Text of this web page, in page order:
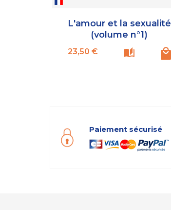
L'amour et la sexualité
(volume n°1)
Prix
23,50 €
Paiement sécurisé